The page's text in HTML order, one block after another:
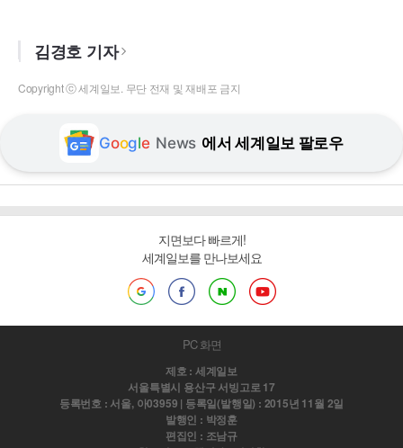
김경호 기자
Copyright ⓒ 세계일보. 무단 전재 및 재배포 금지
Google News 에서 세계일보 팔로우
지면보다 빠르게!
세계일보를 만나보세요
PC 화면
제호 : 세계일보
서울특별시 용산구 서빙고로 17
등록번호 : 서울, 아03959 | 등록일(발행일) : 2015년 11월 2일
발행인 : 박정훈
편집인 : 조남규